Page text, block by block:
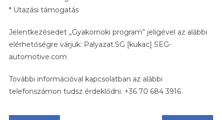
* Utazási támogatás
Jelentkezésedet „Gyakornoki program” jeligével az alábbi
elérhetőségre várjuk: Palyazat.SG [kukac] SEG-
automotive.com
További információval kapcsolatban az alábbi
telefonszámon tudsz érdeklődni: +36 70 684 3916